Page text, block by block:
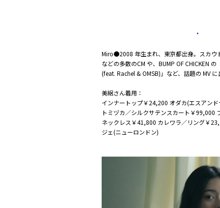
Miro●2008 年生まれ、東京都出身。スカウ
などの多数のCM や、BUMP OF CHICKEN
(feat. Rachel & OMSB)」など、話題の MV
美絽さん着用：
インナートップ￥24,200 オダカ(エスアン
トミヅカ／シルクサテンスカート￥99,000
ネックレス￥41,800 カレワラ／リング￥
ジェ(ニューロンドン)